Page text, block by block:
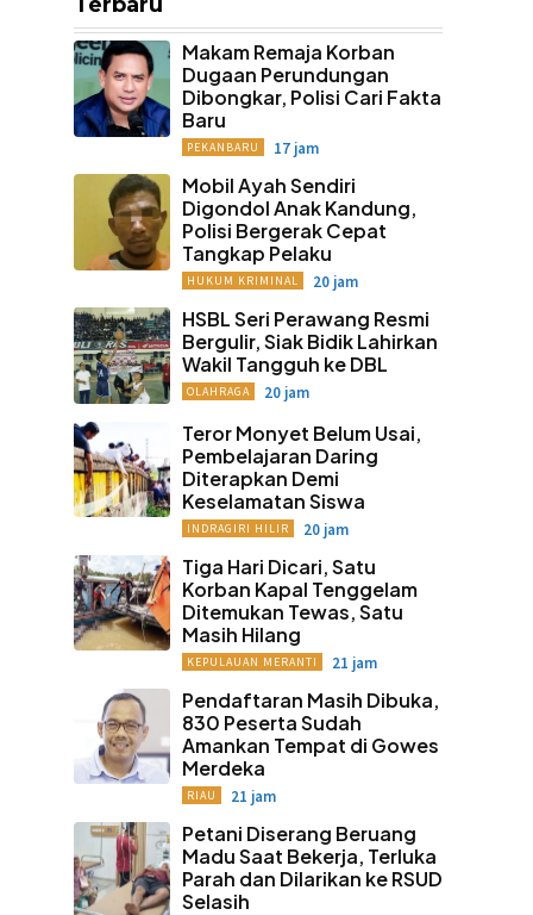
Makam Remaja Korban
Dugaan Perundungan
Dibongkar, Polisi Cari Fakta
Baru
PEKANBARU 17 jam
Mobil Ayah Sendiri
Digondol Anak Kandung,
Polisi Bergerak Cepat
Tangkap Pelaku
HUKUM KRIMINAL 20 jam
HSBL Seri Perawang Resmi
Bergulir, Siak Bidik Lahirkan
Wakil Tangguh ke DBL
OLAHRAGA 20 jam
Teror Monyet Belum Usai,
Pembelajaran Daring
Diterapkan Demi
Keselamatan Siswa
INDRAGIRI HILIR 20 jam
Tiga Hari Dicari, Satu
Korban Kapal Tenggelam
Ditemukan Tewas, Satu
Masih Hilang
KEPULAUAN MERANTI 21 jam
Pendaftaran Masih Dibuka,
830 Peserta Sudah
Amankan Tempat di Gowes
Merdeka
RIAU 21 jam
Petani Diserang Beruang
Madu Saat Bekerja, Terluka
Parah dan Dilarikan ke RSUD
Selasih